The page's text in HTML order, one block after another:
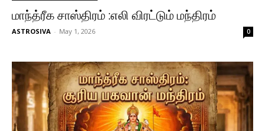
மாந்த்ரீக சாஸ்திரம் :எலி விரட்டும் மந்திரம்
ASTROSIVA - May 1, 2026 0